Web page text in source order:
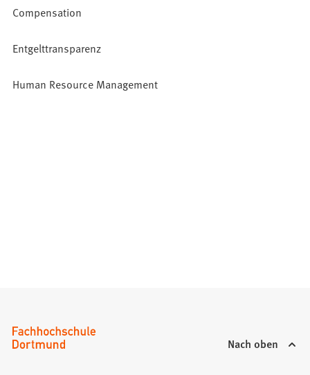
Compensation
Entgelttransparenz
Human Resource Management
Nach oben